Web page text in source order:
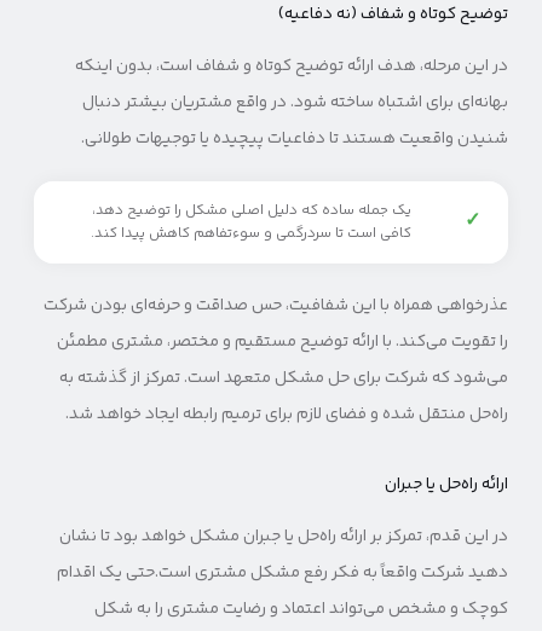
توضیح کوتاه و شفاف (نه دفاعیه)
در این مرحله، هدف ارائه توضیح کوتاه و شفاف است، بدون اینکه
بهانه‌ای برای اشتباه ساخته شود. در واقع مشتریان بیشتر دنبال
شنیدن واقعیت هستند تا دفاعیات پیچیده یا توجیهات طولانی.
✓
یک جمله ساده که دلیل اصلی مشکل را توضیح دهد،
کافی است تا سردرگمی و سوءتفاهم کاهش پیدا کند.
عذرخواهی همراه با این شفافیت، حس صداقت و حرفه‌ای بودن شرکت
را تقویت می‌کند. با ارائه توضیح مستقیم و مختصر، مشتری مطمئن
می‌شود که شرکت برای حل مشکل متعهد است. تمرکز از گذشته به
راه‌حل منتقل شده و فضای لازم برای ترمیم رابطه ایجاد خواهد شد.
ارائه راه‌حل یا جبران
در این قدم، تمرکز بر ارائه راه‌حل یا جبران مشکل خواهد بود تا نشان
دهید شرکت واقعاً به فکر رفع مشکل مشتری است.حتی یک اقدام
کوچک و مشخص می‌تواند اعتماد و رضایت مشتری را به شکل